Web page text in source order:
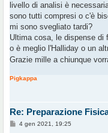
livello di analisi è
sono tutti compresi o c'è
mi sono svegliato tardi?
Ultima cosa, le dispense di
o è meglio l'Halliday o un
Grazie mille a chiunque
Pigkappa
Re: Preparazione
M4 gen 2021, 19:25